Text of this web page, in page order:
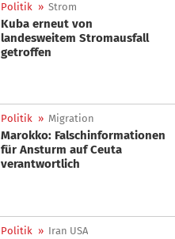
Politik » Strom
Kuba erneut von
landesweitem Stromausfall
getroffen
Politik » Migration
Marokko: Falschinformationen
für Ansturm auf Ceuta
verantwortlich
Politik » Iran USA